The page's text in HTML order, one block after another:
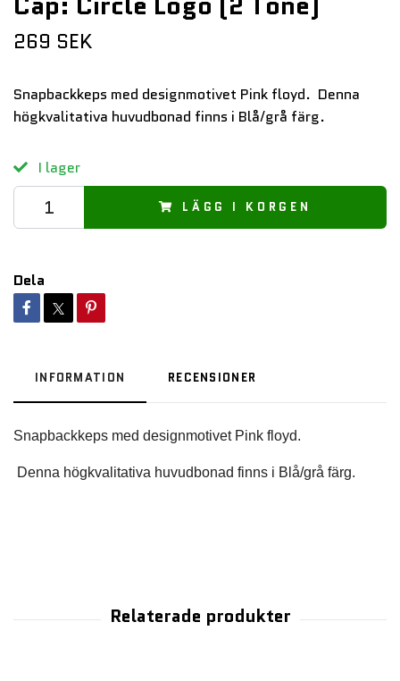
269 SEK
Snapbackkeps med designmotivet Pink floyd. Denna
högkvalitativa huvudbonad finns i Blå/grå färg.
I lager
LÄGG I KORGEN
Dela
INFORMATION RECENSIONER
Denna högkvalitativa huvudbonad finns i Blå/grå färg.